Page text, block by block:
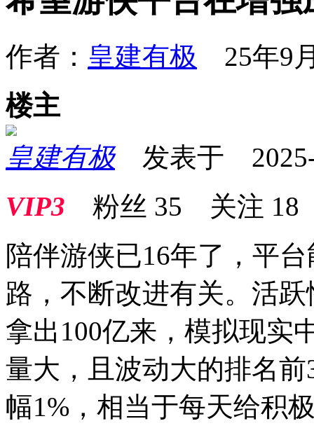
作者： 皇建有极 25年9
楼主
皇建有极发表于 2025-
VIP3 粉丝 35 关注 18
陪伴游侠已16年了，平
路，不断改进有关。活
拿出100亿来，模拟现实
量大，且波动大的排名前
幅1%，相当于每天给积